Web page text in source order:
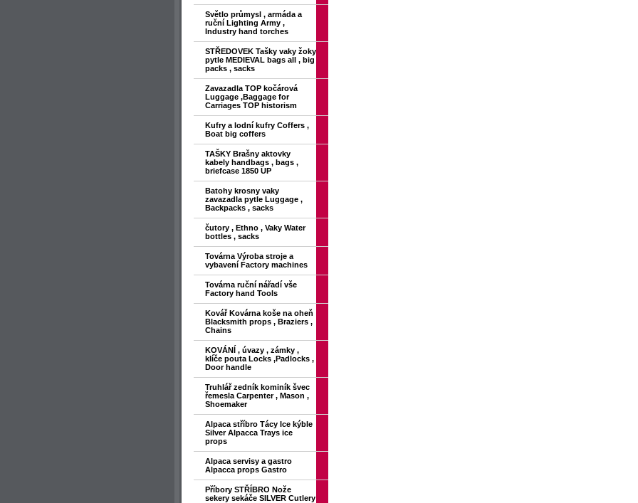
Světlo průmysl , armáda a
ruční Lighting Army ,
Industry hand torches
STŘEDOVEK Tašky vaky žoky
pytle MEDIEVAL bags all , big
packs , sacks
Zavazadla TOP kočárová
Luggage ,Baggage for
Carriages TOP historism
Kufry a lodní kufry Coffers ,
Boat big coffers
TAŠKY Brašny aktovky
kabely handbags , bags ,
briefcase 1850 UP
Batohy krosny vaky
zavazadla pytle Luggage ,
Backpacks , sacks
čutory , Ethno , Vaky Water
bottles , sacks
Továrna Výroba stroje a
vybavení Factory machines
Továrna ruční nářadí vše
Factory hand Tools
Kovář Kovárna koše na oheň
Blacksmith props , Braziers ,
Chains
KOVÁNÍ , úvazy , zámky ,
klíče pouta Locks ,Padlocks ,
Door handle
Truhlář zedník kominík švec
řemesla Carpenter , Mason ,
Shoemaker
Alpaca stříbro Tácy Ice kýble
Silver Alpacca Trays ice
props
Alpaca servisy a gastro
Alpacca props Gastro
Příbory STŘÍBRO Nože
sekery sekáče SILVER Cutlery